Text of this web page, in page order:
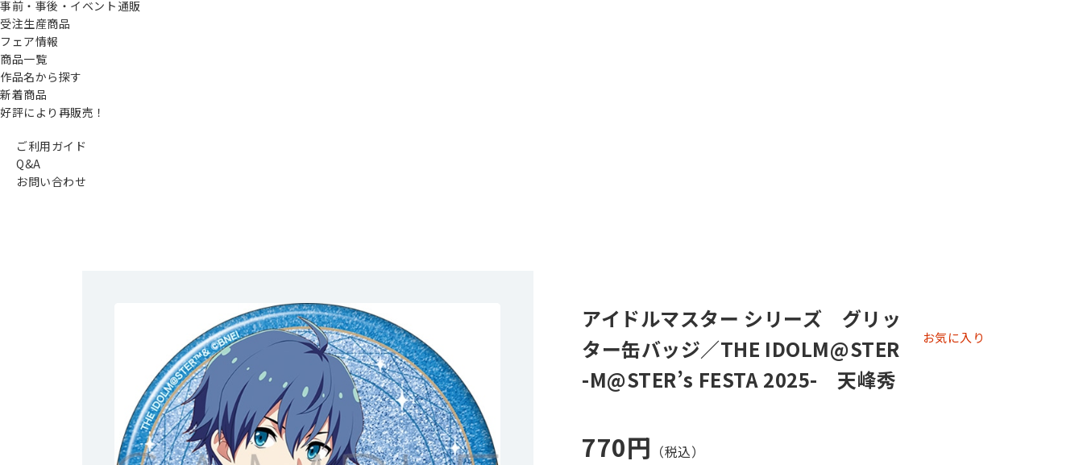
事前・事後・イベント通販
受注生産商品
フェア情報
商品一覧
作品名から探す
新着商品
好評により再販売！
ご利用ガイド
Q&A
お問い合わせ
アイドルマスター シリーズ グリッ
ター缶バッジ／THE IDOLM@STER
-M@STER’s FESTA 2025- 天峰秀
お気に入り
770円